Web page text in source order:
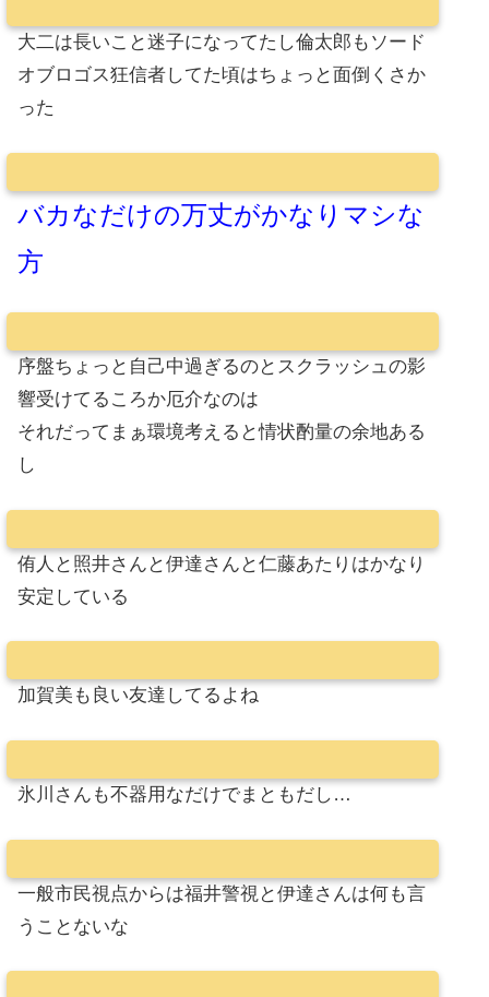
大二は長いこと迷子になってたし倫太郎もソード
オブロゴス狂信者してた頃はちょっと面倒くさか
った
バカなだけの万丈がかなりマシな
方
序盤ちょっと自己中過ぎるのとスクラッシュの影
響受けてるころか厄介なのは
それだってまぁ環境考えると情状酌量の余地ある
し
侑人と照井さんと伊達さんと仁藤あたりはかなり
安定している
加賀美も良い友達してるよね
氷川さんも不器用なだけでまともだし…
一般市民視点からは福井警視と伊達さんは何も言
うことないな